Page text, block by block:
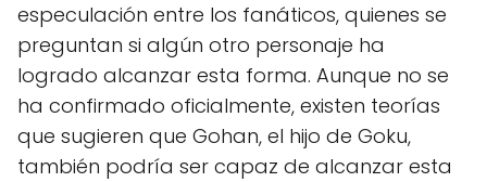
especulación entre los fanáticos, quienes se
preguntan si algún otro personaje ha
logrado alcanzar esta forma. Aunque no se
ha confirmado oficialmente, existen teorías
que sugieren que Gohan, el hijo de Goku,
también podría ser capaz de alcanzar esta